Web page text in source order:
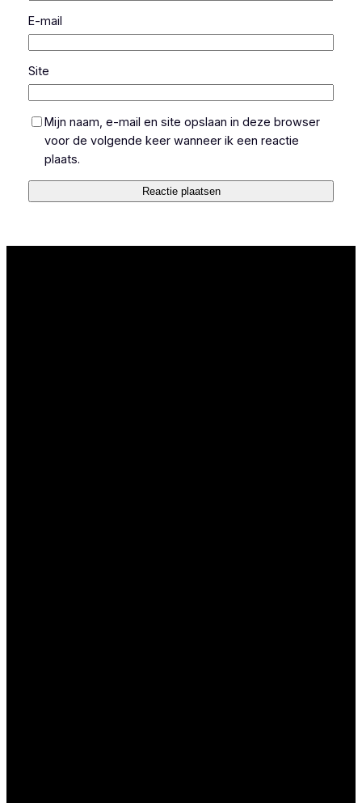
E-mail
Site
Mijn naam, e-mail en site opslaan in deze browser
voor de volgende keer wanneer ik een reactie
plaats.